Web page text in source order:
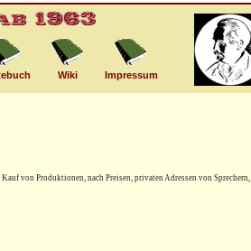
Wiki Impressum
von Produktionen, nach Preisen, privaten Adressen von Sprechern,